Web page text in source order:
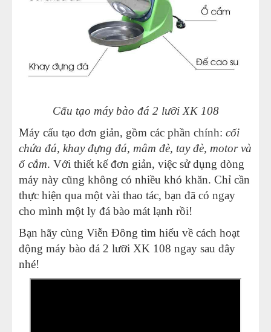
Cấu tạo máy bào đá 2 lưỡi XK 108
Máy cấu tạo đơn giản, gồm các phần chính: cối
chứa đá, khay đựng đá, mâm đè, tay đè, motor và
ổ cắm. Với thiết kế đơn giản, việc sử dụng dòng
máy này cũng không có nhiều khó khăn. Chỉ cần
thực hiện qua một vài thao tác, bạn đã có ngay
cho mình một ly đá bào mát lạnh rồi!
Bạn hãy cùng Viễn Đông tìm hiểu về cách hoạt
động máy bào đá 2 lưỡi XK 108 ngay sau đây
nhé!